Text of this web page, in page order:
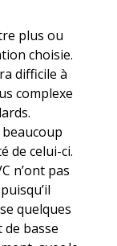
plus ou
choisie.
difficile à
complexe
de celui-ci.
n’ont pas
quelques
basse